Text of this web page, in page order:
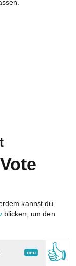
kannst du
blicken, um den
neu
👍